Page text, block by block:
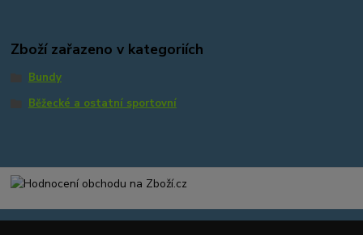
Zboží zařazeno v kategoriích
Bundy
Běžecké a ostatní sportovní